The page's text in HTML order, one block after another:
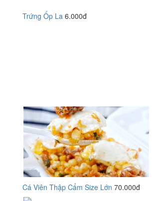
Trứng Ốp La 6.000đ
Cá Viên Thập Cẩm Size Lớn 70.000đ